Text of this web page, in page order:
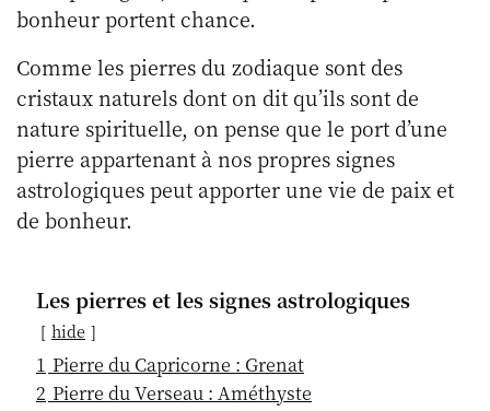
bonheur portent chance.
Comme les pierres du zodiaque sont des
cristaux naturels dont on dit qu’ils sont de
nature spirituelle, on pense que le port d’une
pierre appartenant à nos propres signes
astrologiques peut apporter une vie de paix et
de bonheur.
Les pierres et les signes astrologiques
hide
1 Pierre du Capricorne : Grenat
2 Pierre du Verseau : Améthyste